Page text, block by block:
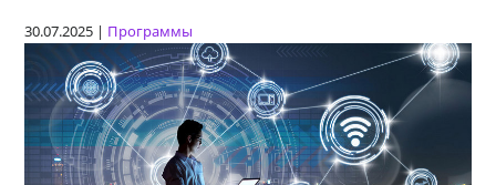
30.07.2025 | Программы